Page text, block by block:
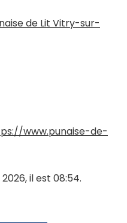
de Lit Vitry-sur-
www.punaise-de-
il est 08:54.